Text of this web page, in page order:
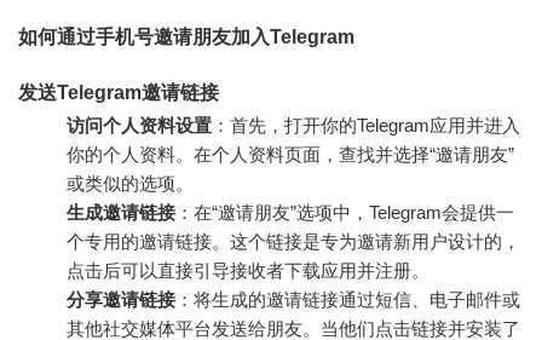
如何通过手机号邀请朋友加入Telegram
发送Telegram邀请链接
访问个人资料设置 ：首先，打开你的Telegram应用并进入
你的个人资料。在个人资料页面，查找并选择“邀请朋友”
或类似的选项。
生成邀请链接 ：在“邀请朋友”选项中，Telegram会提供一
个专用的邀请链接。这个链接是专为邀请新用户设计的，
点击后可以直接引导接收者下载应用并注册。
分享邀请链接 ：将生成的邀请链接通过短信、电子邮件或
其他社交媒体平台发送给朋友。当他们点击链接并安装了